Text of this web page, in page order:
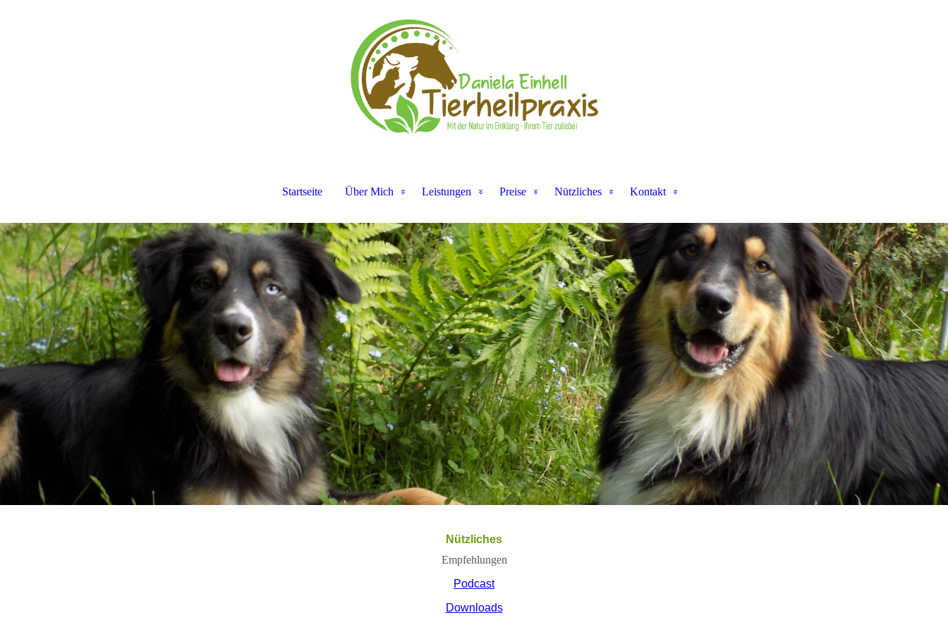
Startseite Über Mich Leistungen Preise Nützliches Kontakt
Nützliches
Empfehlungen
Podcast
Downloads